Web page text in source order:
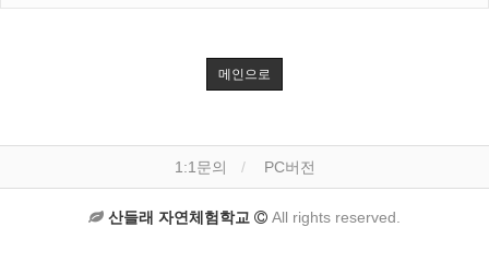
메인으로
1:1문의 PC버전
산들래 자연체험학교 All rights reserved.